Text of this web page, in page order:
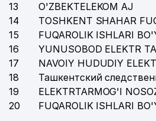
13
O'ZBEKTELEKOM AJ
14
TOSHKENT SHAHAR
15
FUQAROLIK ISHLARI
16
YUNUSOBOD ELEKTR
17
NAVOIY HUDUDIY
18
Ташкентский
19
ELEKTRTARMOG'I
20
FUQAROLIK ISHLARI